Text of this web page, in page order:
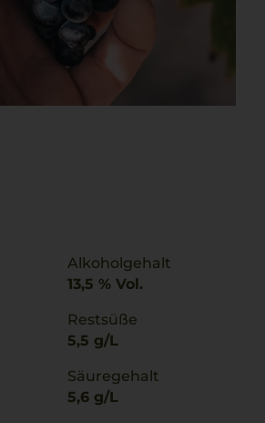
Alkoholgehalt
13,5 % Vol.
Restsüße
5,5 g/L
Säuregehalt
5,6 g/L